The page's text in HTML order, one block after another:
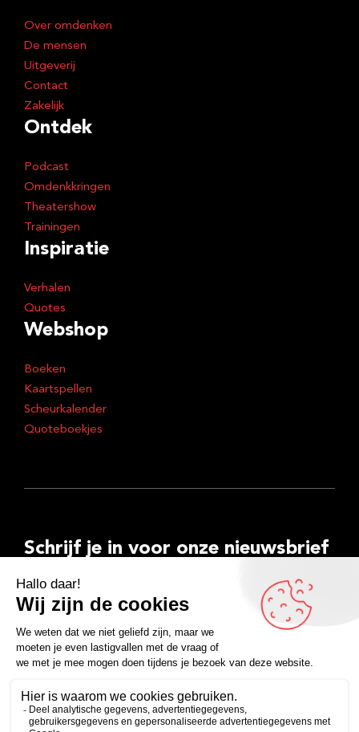
s
Over omdenken
De mensen
Uitgeverij
Contact
Zakelijk
Ontdek
Podcast
Omdenkkringen
Theatershow
Trainingen
Inspiratie
Verhalen
Quotes
Webshop
Boeken
Kaartspellen
Scheurkalender
Quoteboekjes
Schrijf je in voor onze nieuwsbrief
E-
mailadres
Inschrijven
FacebookInstagramLinkedInYouTubeSpotify